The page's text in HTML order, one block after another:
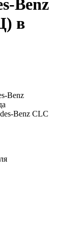
Benz
в
Benz
Benz CLC